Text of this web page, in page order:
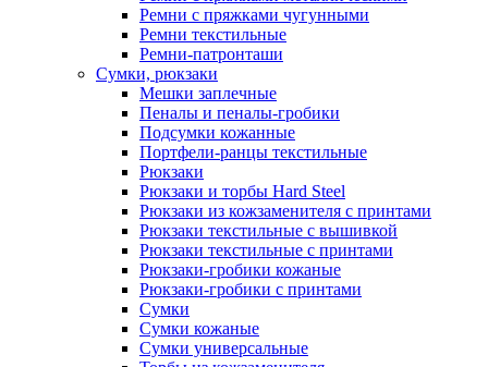
Ремни с пряжками чугунными
Ремни текстильные
Ремни-патронташи
Сумки, рюкзаки
Мешки заплечные
Пеналы и пеналы-гробики
Подсумки кожанные
Портфели-ранцы текстильные
Рюкзаки
Рюкзаки и торбы Hard Steel
Рюкзаки из кожзаменителя с принтами
Рюкзаки текстильные с вышивкой
Рюкзаки текстильные с принтами
Рюкзаки-гробики кожаные
Рюкзаки-гробики с принтами
Сумки
Сумки кожаные
Сумки универсальные